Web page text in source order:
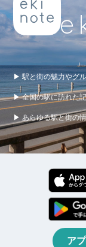
▶ 駅と街の魅力やグ
▶ 全国の駅に訪れた
▶ あらゆる駅と街の
ア